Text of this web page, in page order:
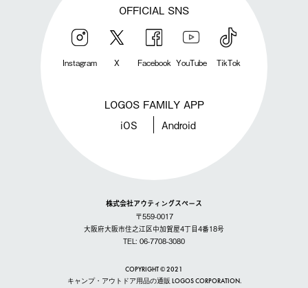
OFFICIAL SNS
Instagram X Facebook YouTube TikTok
LOGOS FAMILY APP
iOS Android
株式会社アウティングスペース
〒559-0017
大阪府大阪市住之江区中加賀屋4丁目4番18号
TEL: 06-7708-3080
COPYRIGHT © 2021
キャンプ・アウトドア用品の通販 LOGOS CORPORATION.